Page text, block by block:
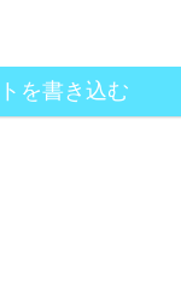
を書き込む